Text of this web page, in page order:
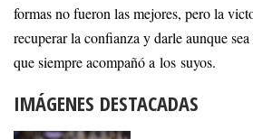
formas no fueron las mejores, pero la
recuperar la confianza y darle aunque
que siempre acompañó a los suyos.
IMÁGENES DESTACADAS